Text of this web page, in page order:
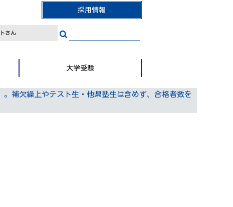
採用情報
さん
大学受験
補欠繰上やテスト生・他県塾生は含めず、合格者数を